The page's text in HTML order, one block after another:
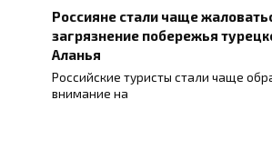
Россияне стали чаще
загрязнение побережья
Аланья
Российские туристы стали чаще
внимание на